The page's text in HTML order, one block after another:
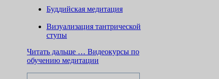
Буддийская медитация
Визуализация тантрической
ступы
Читать дальше … Видеокурсы по
обучению медитации